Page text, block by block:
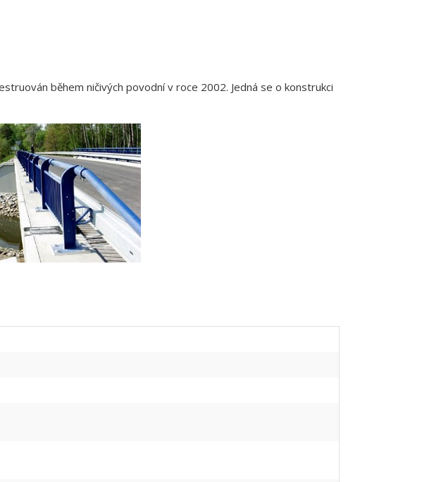
během ničivých povodní v roce 2002. Jedná se o konstrukci